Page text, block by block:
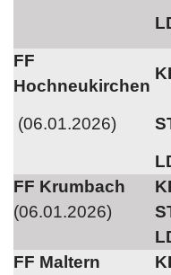
FF
Hochneukirchen
(06.01.2026)
FF Krumbach
(06.01.2026)
FF Maltern